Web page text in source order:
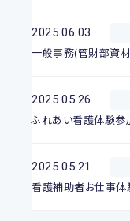
2025.06.03
一般事務(管財部資
2025.05.26
ふれあい看護体験参
2025.05.21
看護補助者お仕事体